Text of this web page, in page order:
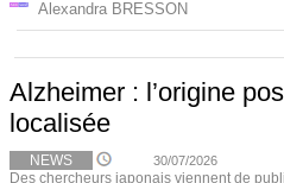
Alexandra BRESSON
Alzheimer : l’origine
localisée
NEWS 30/07/2026
Des chercheurs japonais viennent de